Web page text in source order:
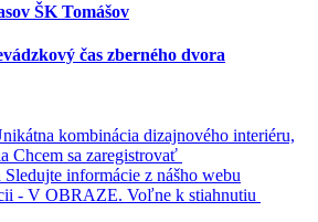
ŠK Tomášov
čas zberného dvora
kombinácia dizajnového interiéru,
Chcem sa zaregistrovať
Sledujte informácie z nášho webu
- V OBRAZE. Voľne k stiahnutiu